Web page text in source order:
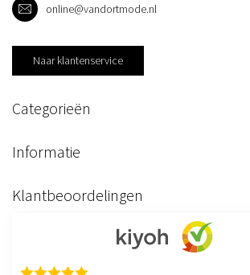
online@vandortmode.nl
Naar klantenservice
Categorieën
Informatie
Klantbeoordelingen